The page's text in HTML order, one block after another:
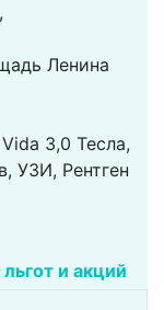
Ленина
3,0 Тесла,
УЗИ, Рентген
и акций